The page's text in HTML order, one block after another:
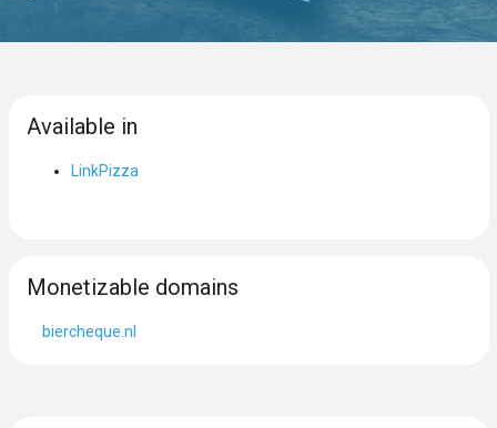
Available in
LinkPizza
Monetizable domains
biercheque.nl